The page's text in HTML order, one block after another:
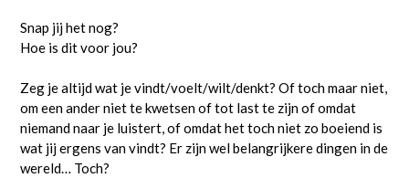
Snap jij het nog?
Hoe is dit voor jou?
Zeg je altijd wat je vindt/voelt/wilt/denkt? Of toch maar niet,
om een ander niet te kwetsen of tot last te zijn of omdat
niemand naar je luistert, of omdat het toch niet zo boeiend is
wat jij ergens van vindt? Er zijn wel belangrijkere dingen in de
wereld… Toch?